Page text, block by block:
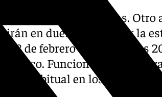
la batalla de coplas. Otro
en duelo para lograr la
8 de febrero a partir de las
Funciones que
es habitual en los últimos